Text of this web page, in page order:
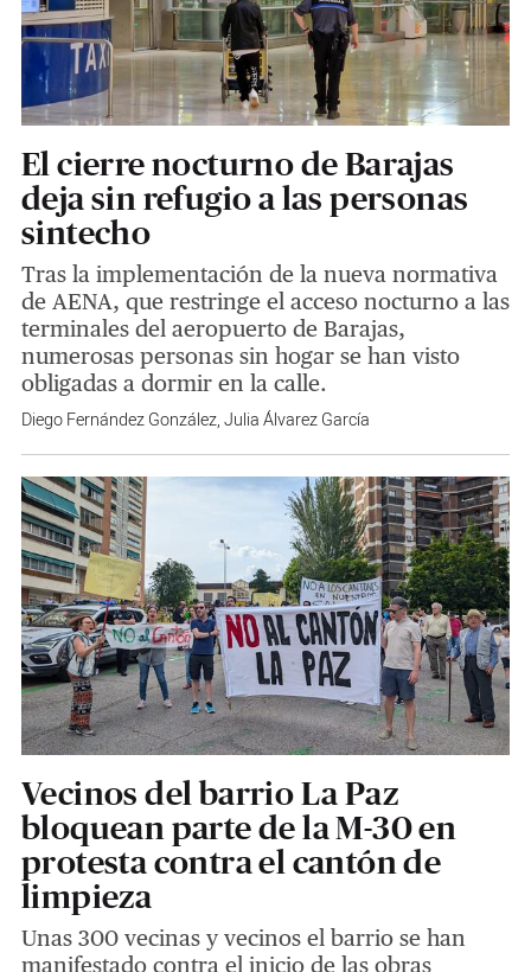
El cierre nocturno de Barajas
deja sin refugio a las personas
sintecho
Tras la implementación de la nueva normativa
de AENA, que restringe el acceso nocturno a las
terminales del aeropuerto de Barajas,
numerosas personas sin hogar se han visto
obligadas a dormir en la calle.
Diego Fernández González,Julia Álvarez García
Vecinos del barrio La Paz
bloquean parte de la M-30 en
protesta contra el cantón de
limpieza
‪Unas 300 vecinas y vecinos el barrio se han
manifestado contra el inicio de las obras